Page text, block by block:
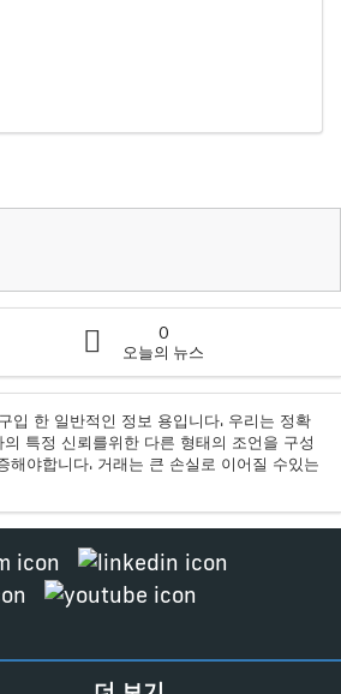
0
오늘의 뉴스
입 한 일반적인 정보 용입니다. 우리는 정확
특정 신뢰를위한 다른 형태의 조언을 구성
야합니다. 거래는 큰 손실로 이어질 수있는